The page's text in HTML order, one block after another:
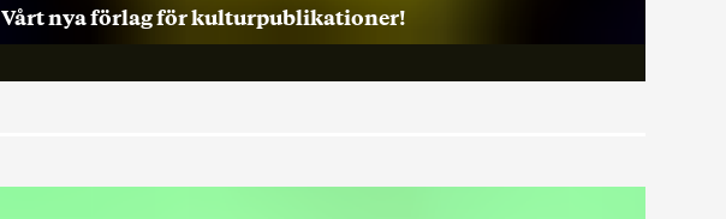
Vårt nya förlag för kulturpublikationer!